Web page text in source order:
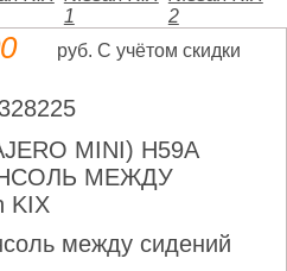
руб. С учётом скидки
MINI) H59A
МЕЖДУ
KIX
между сидений